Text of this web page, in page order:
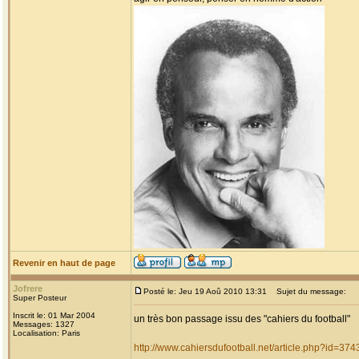
Revenir en haut de page
Jofrere
Super Posteur
Inscrit le: 01 Mar 2004
Messages: 1327
Localisation: Paris
Posté le: Jeu 19 Aoû 2010 13:31 Sujet du message:
un très bon passage issu des "cahiers du football"
http://www.cahiersdufootball.net/